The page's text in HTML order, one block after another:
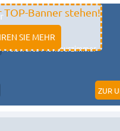
Banner stehen!
SIE MEHR
11333 fulda
Preiswerte Monteurzimmer
ZUR